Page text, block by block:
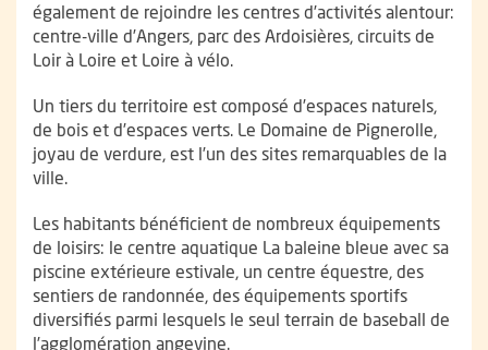
également de rejoindre les centres d’activités alentour:
centre-ville d’Angers, parc des Ardoisières, circuits de
Loir à Loire et Loire à vélo.
Un tiers du territoire est composé d’espaces naturels,
de bois et d’espaces verts. Le Domaine de Pignerolle,
joyau de verdure, est l’un des sites remarquables de la
ville.
Les habitants bénéficient de nombreux équipements
de loisirs: le centre aquatique La baleine bleue avec sa
piscine extérieure estivale, un centre équestre, des
sentiers de randonnée, des équipements sportifs
diversifiés parmi lesquels le seul terrain de baseball de
l’agglomération angevine.